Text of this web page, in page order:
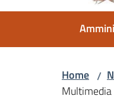
Home /
Multimedia